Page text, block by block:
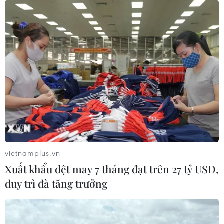
08/08/2026 08:16
Thị trường chứng khoán: Sức ép từ
"vùng trũng" thông tin sau một nhịp
phục hồi
08/08/2026 08:04
Điện Biên từng bước hình thành thị
trường tín chỉ carbon rừng
08/08/2026 06:50
Chủ sân Azteca lỗ hơn 47 triệu USD vì
World Cup 2026
vietnamplus.vn
Xuất khẩu dệt may 7 tháng đạt trên 27 tỷ USD,
duy trì đà tăng trưởng